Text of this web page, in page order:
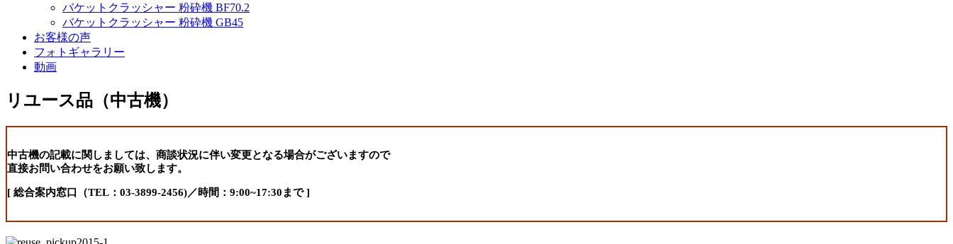
バケットクラッシャー 粉砕機 BF70.2
バケットクラッシャー 粉砕機 GB45
お客様の声
フォトギャラリー
動画
リユース品（中古機）
中古機の記載に関しましては、商談状況に伴い変更となる場合がございますので
直接お問い合わせをお願い致します。
[ 総合案内窓口（TEL：03-3899-2456)／時間：9:00~17:30まで ]